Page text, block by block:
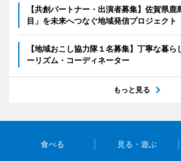
【共創パートナー・出演者募集】佐賀県
目」を未来へつなぐ地域発信プロジェクト
【地域おこし協力隊１名募集】丁寧な暮ら
ーリズム・コーディネーター
もっと見る
食べる 見る・遊ぶ